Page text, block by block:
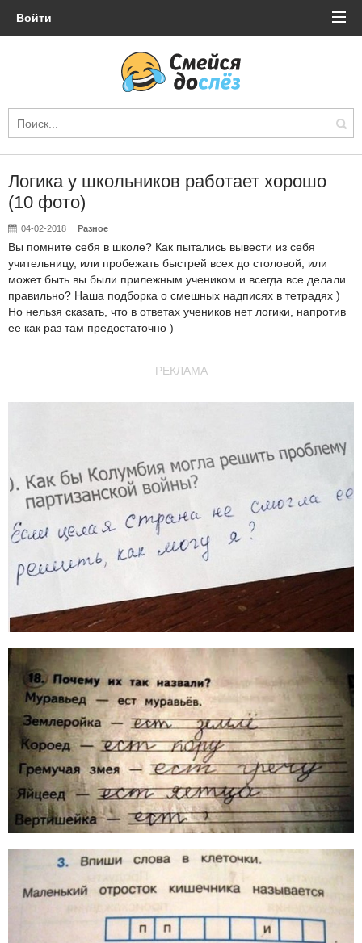
Войти
Логика у школьников работает хорошо
(10 фото)
04-02-2018 Разное
Вы помните себя в школе? Как пытались вывести из себя
учительницу, или пробежать быстрей всех до столовой, или
может быть вы были прилежным учеником и всегда все делали
правильно? Наша подборка о смешных надписях в тетрадях )
Но нельзя сказать, что в ответах учеников нет логики, напротив
ее как раз там предостаточно )
РЕКЛАМА